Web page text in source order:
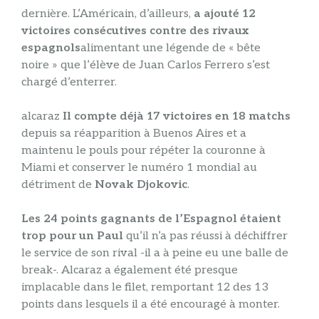
dernière. L’Américain, d’ailleurs, a ajouté 12
victoires consécutives contre des rivaux
espagnolsalimentant une légende de « bête
noire » que l’élève de Juan Carlos Ferrero s’est
chargé d’enterrer.
alcaraz Il compte déjà 17 victoires en 18 matchs
depuis sa réapparition à Buenos Aires et a
maintenu le pouls pour répéter la couronne à
Miami et conserver le numéro 1 mondial au
détriment de Novak Djokovic.
Les 24 points gagnants de l’Espagnol étaient
trop pour un Paul qu’il n’a pas réussi à déchiffrer
le service de son rival -il a à peine eu une balle de
break-. Alcaraz a également été presque
implacable dans le filet, remportant 12 des 13
points dans lesquels il a été encouragé à monter.